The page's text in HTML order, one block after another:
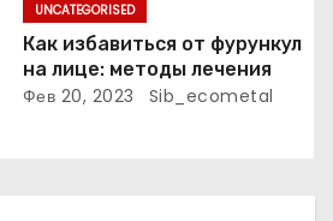
UNCATEGORISED
Как избавиться от фурункул
на лице: методы лечения
Фев 20, 2023 Sib_ecometal